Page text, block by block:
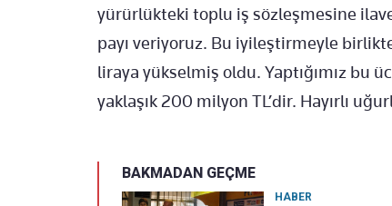
yürürlükteki toplu iş sözleşmesine
payı veriyoruz. Bu iyileştirmeyle
liraya yükselmiş oldu. Yaptığımız bu
yaklaşık 200 milyon TL’dir. Hayırlı
BAKMADAN GEÇME
HABER